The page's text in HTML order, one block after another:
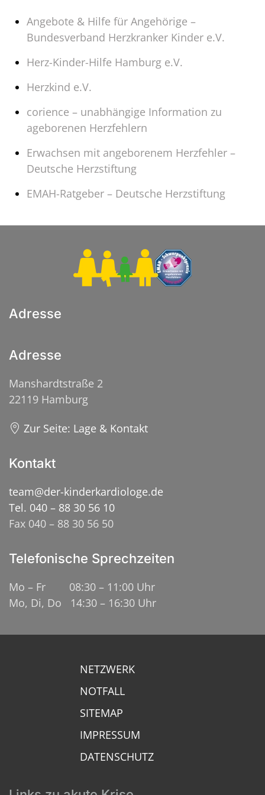
Angebote & Hilfe für Angehörige –
Bundesverband Herzkranker Kinder e.V.
Herz-Kinder-Hilfe Hamburg e.V.
Herzkind e.V.
corience – unabhängige Information zu
ageborenen Herzfehlern
Erwachsen mit angeborenem Herzfehler –
Deutsche Herzstiftung
EMAH-Ratgeber – Deutsche Herzstiftung
Adresse
Adresse
Manshardtstraße 2
22119 Hamburg
Zur Seite: Lage & Kontakt
Kontakt
team@der-kinderkardiologe.de
Tel. 040 – 88 30 56 10
Fax 040 – 88 30 56 50
Telefonische Sprechzeiten
Mo – Fr 08:30 – 11:00 Uhr
Mo, Di, Do 14:30 – 16:30 Uhr
NETZWERK
NOTFALL
SITEMAP
IMPRESSUM
DATENSCHUTZ